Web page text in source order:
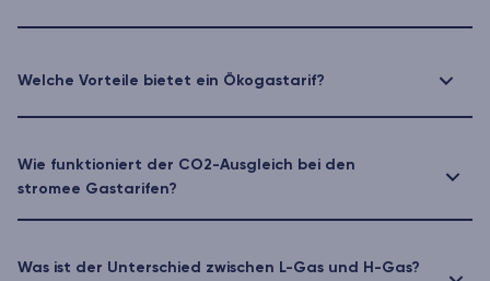
Welche Vorteile bietet ein Ökogastarif?
Wie funktioniert der CO2-Ausgleich bei den
stromee Gastarifen?
Was ist der Unterschied zwischen L-Gas und H-Gas?